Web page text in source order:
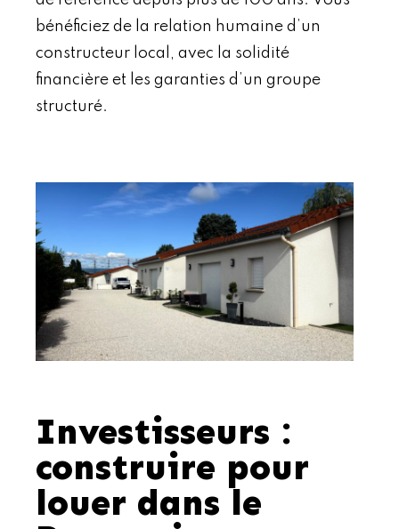
bénéficiez de la relation humaine d’un
constructeur local, avec la solidité
financière et les garanties d’un groupe
structuré.
Investisseurs :
construire pour
louer dans le